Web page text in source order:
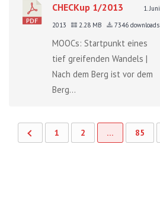
CHECKup 1/2013
1. Juni
2013
2.28 MB 7346 downloads
MOOCs: Startpunkt eines
tief greifenden Wandels |
Nach dem Berg ist vor dem
Berg...
1 2 … 85